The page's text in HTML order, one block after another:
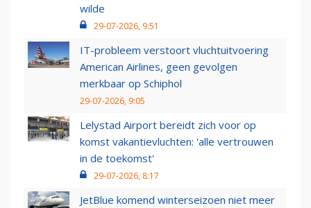
wilde
29-07-2026, 9:51
IT-probleem verstoort vluchtuitvoering
American Airlines, geen gevolgen
merkbaar op Schiphol
29-07-2026, 9:05
Lelystad Airport bereidt zich voor op
komst vakantievluchten: 'alle vertrouwen
in de toekomst'
29-07-2026, 8:17
JetBlue komend winterseizoen niet meer